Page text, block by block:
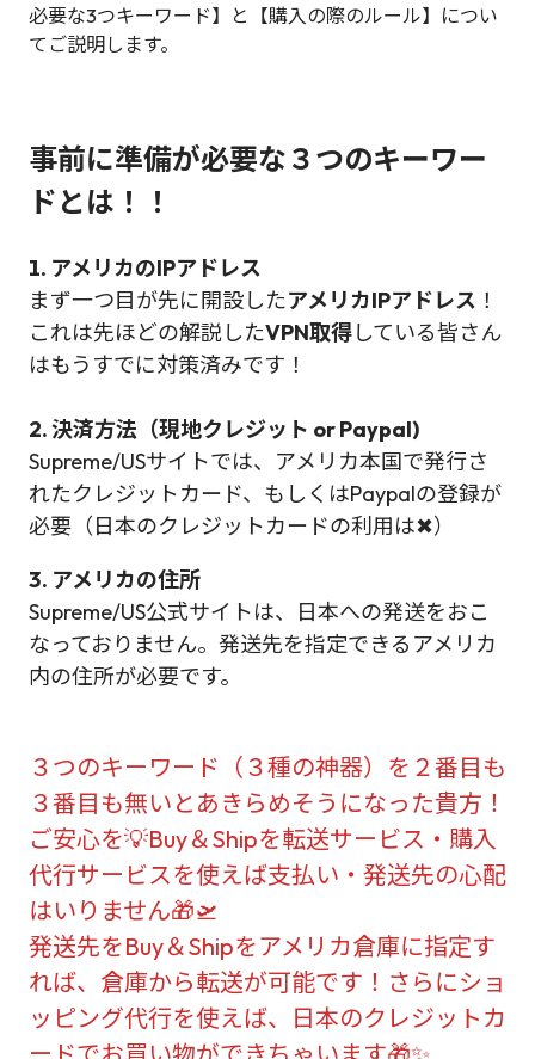
必要な3つキーワード】と【購入の際のルール】につい
てご説明します。
事前に準備が必要な３つのキーワー
ドとは！！
1. アメリカのIPアドレス
まず一つ目が先に開設したアメリカIPアドレス ！
これは先ほどの解説したVPN取得している皆さん
はもうすでに対策済みです！
2. 決済方法（現地クレジット or Paypal)
Supreme/USサイトでは、アメリカ本国で発行さ
れたクレジットカード、もしくはPaypalの登録が
必要（日本のクレジットカードの利用は✖）
3. アメリカの住所
Supreme/US公式サイトは、日本への発送をおこ
なっておりません。発送先を指定できるアメリカ
内の住所が必要です。
３つのキーワード（３種の神器）を２番目も
３番目も無いとあきらめそうになった貴方！
ご安心を💡Buy＆Shipを転送サービス・購入
代行サービスを使えば支払い・発送先の心配
はいりません🎁🛫
発送先をBuy＆Shipをアメリカ倉庫に指定す
れば、倉庫から転送が可能です！さらにショ
ッピング代行を使えば、日本のクレジットカ